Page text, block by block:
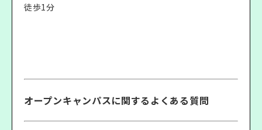
徒歩1分
オープンキャンパスに関するよくある質問